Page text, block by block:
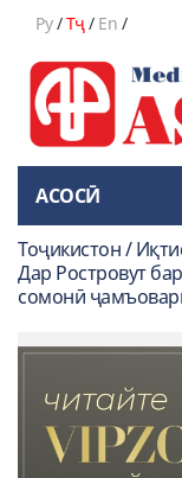
Ру/Тҷ/ En /
АСОСӢ
Тоҷикистон /
Дар Ростровут
сомонӣ